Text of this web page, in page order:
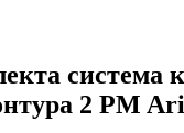
система
2 PM